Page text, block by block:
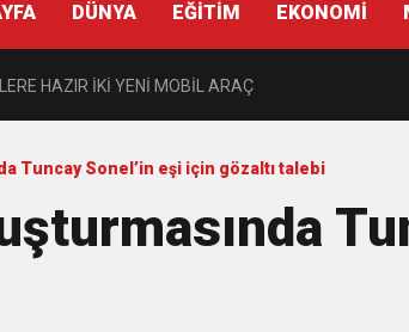
DÜNYA EĞİTİM EKONOMİ
“BURSA’NIN GELECEĞİNİ BÜTÜNCÜL BİR
HAZIR İKİ YENİ MOBİL ARAÇ
DA ŞEN ŞAKRAK
ALTYAPISINA GÜÇLÜ YATIRIM
Tuncay Sonel’in eşi için gözaltı talebi